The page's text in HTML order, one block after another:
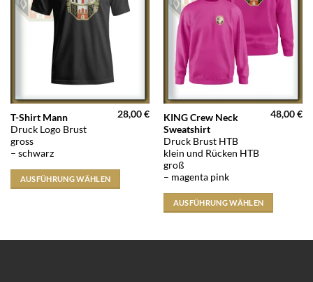
T-Shirt Mann
Druck Logo Brust
gross
– schwarz
28,00€
AUSFÜHRUNG WÄHLEN
Dieses
Produkt
weist
mehrere
Varianten
auf.
KING Crew Neck
Sweatshirt
Druck Brust HTB
klein und Rücken HTB
groß
– magenta pink
48,00€
AUSFÜHRUNG WÄHLEN
Dieses
Produkt
weist
mehrere
Varianten
Die